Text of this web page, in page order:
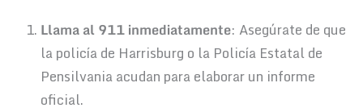
Llama al 911 inmediatamente: Asegúrate de que
la policía de Harrisburg o la Policía Estatal de
Pensilvania acudan para elaborar un informe
oficial.